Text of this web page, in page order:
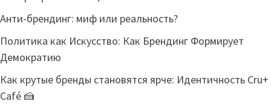
Анти-брендинг: миф или реальность?
Политика как Искусство: Как Брендинг Формирует
Демократию
Как крутые бренды становятся ярче: Идентичность Cru+
Café 🍰